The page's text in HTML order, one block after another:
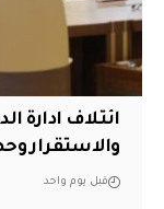
ائتلاف ادارة
والاستقرار
قبل يوم واحد